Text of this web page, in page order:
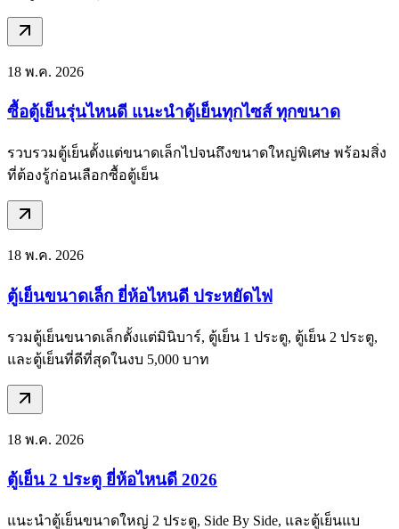
18 พ.ค. 2026
ซื้อตู้เย็นรุ่นไหนดี แนะนำตู้เย็นทุกไซส์ ทุกขนาด
รวบรวมตู้เย็นตั้งแต่ขนาดเล็กไปจนถึงขนาดใหญ่พิเศษ พร้อมสิ่ง
ที่ต้องรู้ก่อนเลือกซื้อตู้เย็น
18 พ.ค. 2026
ตู้เย็นขนาดเล็ก ยี่ห้อไหนดี ประหยัดไฟ
รวมตู้เย็นขนาดเล็กตั้งแต่มินิบาร์, ตู้เย็น 1 ประตู, ตู้เย็น 2 ประตู,
และตู้เย็นที่ดีที่สุดในงบ 5,000 บาท
18 พ.ค. 2026
ตู้เย็น 2 ประตู ยี่ห้อไหนดี 2026
แนะนำตู้เย็นขนาดใหญ่ 2 ประตู, Side By Side, และตู้เย็นแบ